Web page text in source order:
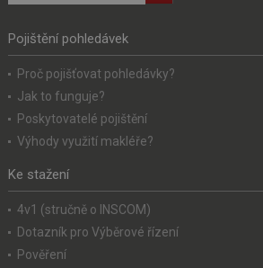
Pojištění pohledávek
Proč pojišťovat pohledávky?
Jak to funguje?
Poskytovatelé pojištění
Výhody využití makléře?
Ke stažení
4v1 (stručně o INSCOM)
Dotazník pro Výběrové řízení
Pověření